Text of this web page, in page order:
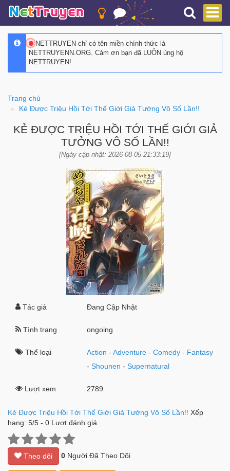
NETTRUYEN chỉ có tên miền chính thức là
NETTRUYENN.ORG. Cảm ơn bạn đã LUÔN ủng hộ
NETTRUYEN!
Trang chủ
Kẻ Được Triệu Hồi Tới Thế Giới Giả Tưởng Vô Số Lần!!
KẺ ĐƯỢC TRIỆU HỒI TỚI THẾ GIỚI GIẢ
TƯỞNG VÔ SỐ LẦN!!
[Ngày cập nhật: 2026-08-05 21:33:19]
Tác giả Đang Cập Nhật
Tình trạng ongoing
Thể loại Action -Adventure -Comedy - Fantasy
-Shounen -Supernatural
Lượt xem 2789
Kẻ Được Triệu Hồi Tới Thế Giới Giả Tưởng Vô Số Lần!! Xếp
hạng: 5/5 - 0 Lượt đánh giá.
Theo dõi 0 Người Đã Theo Dõi